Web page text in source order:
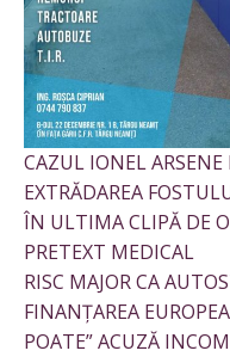
CAZUL IONEL
EXTRĂDAREA
ÎN ULTIMA CLIPĂ DE
PRETEXT MEDICAL
RISC MAJOR CA
FINANȚAREA
POATE” ACUZĂ